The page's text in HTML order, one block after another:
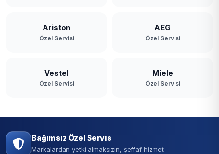
Ariston
Özel Servisi
AEG
Özel Servisi
Vestel
Özel Servisi
Miele
Özel Servisi
Bağımsız Özel Servis
Markalardan yetki almaksızın, şeffaf hizmet